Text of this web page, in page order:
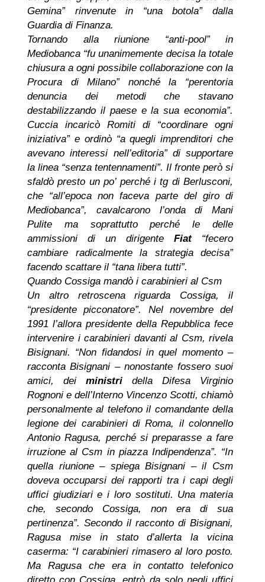
Gemina” rinvenute in “una botola” dalla
Guardia di Finanza.
Tornando alla riunione “anti-pool” in
Mediobanca “fu unanimemente decisa la totale
chiusura a ogni possibile collaborazione con la
Procura di Milano” nonché la “perentoria
denuncia dei metodi che stavano
destabilizzando il paese e la sua economia”.
Cuccia incaricò Romiti di “coordinare ogni
iniziativa” e ordinò “a quegli imprenditori che
avevano interessi nell’editoria” di supportare
la linea “senza tentennamenti”. Il fronte però si
sfaldò presto un po’ perché i tg di Berlusconi,
che “all’epoca non faceva parte del giro di
Mediobanca”, cavalcarono l’onda di Mani
Pulite ma soprattutto perché le delle
ammissioni di un dirigente Fiat“fecero
cambiare radicalmente la strategia decisa”
facendo scattare il “tana libera tutti”.
Quando Cossiga mandò i carabinieri al Csm
Un altro retroscena riguarda Cossiga, il
“presidente picconatore”. Nel novembre del
1991 l’allora presidente della Repubblica fece
intervenire i carabinieri davanti al Csm, rivela
Bisignani. “Non fidandosi in quel momento –
racconta Bisignani – nonostante fossero suoi
amici, dei ministri della Difesa Virginio
Rognoni e dell’Interno Vincenzo Scotti, chiamò
personalmente al telefono il comandante della
legione dei carabinieri di Roma, il colonnello
Antonio Ragusa, perché si preparasse a fare
irruzione al Csm in piazza Indipendenza”. “In
quella riunione – spiega Bisignani – il Csm
doveva occuparsi dei rapporti tra i capi degli
uffici giudiziari e i loro sostituti. Una materia
che, secondo Cossiga, non era di sua
pertinenza”. Secondo il racconto di Bisignani,
Ragusa mise in stato d’allerta la vicina
caserma: “I carabinieri rimasero al loro posto.
Ma Ragusa che era in contatto telefonico